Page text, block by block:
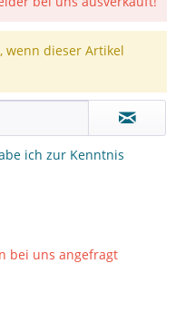
wenn dieser Artikel
ich zur Kenntnis
bei uns angefragt